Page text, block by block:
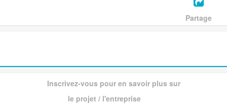
Partage
Inscrivez-vous pour en savoir plus sur
le projet / l'entreprise